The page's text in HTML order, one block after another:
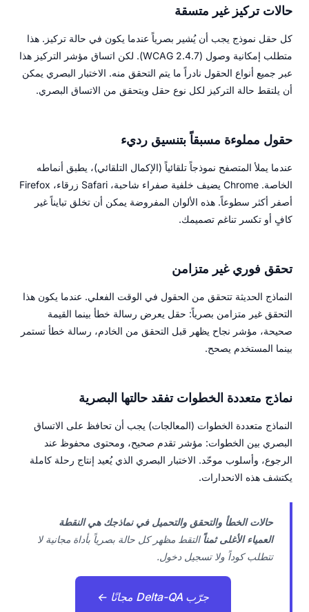
حالات تركيز غير متسقة
كل حقل نموذج يجب أن يُشير بصرياً عندما يكون في حالة تركيز. هذا
متطلب إمكانية وصول (WCAG 2.4.7). لكن اتساق مؤشر التركيز هذا
عبر جميع أنواع الحقول نادراً ما يتم التحقق منه. الاختبار البصري يمكن
أن يلتقط حالة التركيز لكل نوع حقل ويتحقق من الاتساق البصري.
حقول مملوءة مسبقاً بتنسيق رديء
عندما يملأ المتصفح نموذجاً تلقائياً (الإكمال التلقائي)، يطبق أنماطه
الخاصة. Chrome يضيف خلفية صفراء شاحبة، Safari زرقاء، Firefox
أصفر أكثر سطوعاً. هذه الألوان المفروضة يمكن أن تخلق تبايناً غير
كافٍ أو تكسر تناغم تصميمك.
تحقق فوري غير متزامن
النماذج الحديثة تتحقق من الحقول في الوقت الفعلي. عندما يكون هذا
التحقق غير متزامن بصرياً: حقل يعرض رسالة خطأ بينما القيمة
صحيحة، مؤشر نجاح يظهر قبل التحقق من الخادم، رسالة خطأ تستمر
بينما المستخدم يصحح.
نماذج متعددة الخطوات تفقد حالتها البصرية
النماذج متعددة الخطوات (المعالجات) يجب أن تحافظ على الاتساق
البصري بين الخطوات: مؤشر تقدم صحيح، ومحتوى محفوظ عند
الرجوع، وأسلوب موحّد. الاختبار البصري الذي يُعيد إنتاج رحلة كاملة
يكتشف هذه الانحدارات.
حالات الخطأ والتحقق والتحميل في نماذجك هي النقطة
العمياء الأغلى ثمناً التقط مظهر كل حالة بصرياً بأداة مجانية لا
تتطلب كوداً ولا تسجيل دخول.
جرّب Delta-QA مجانًا ←